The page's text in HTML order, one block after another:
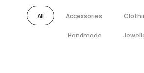
All Accessories
Handmade